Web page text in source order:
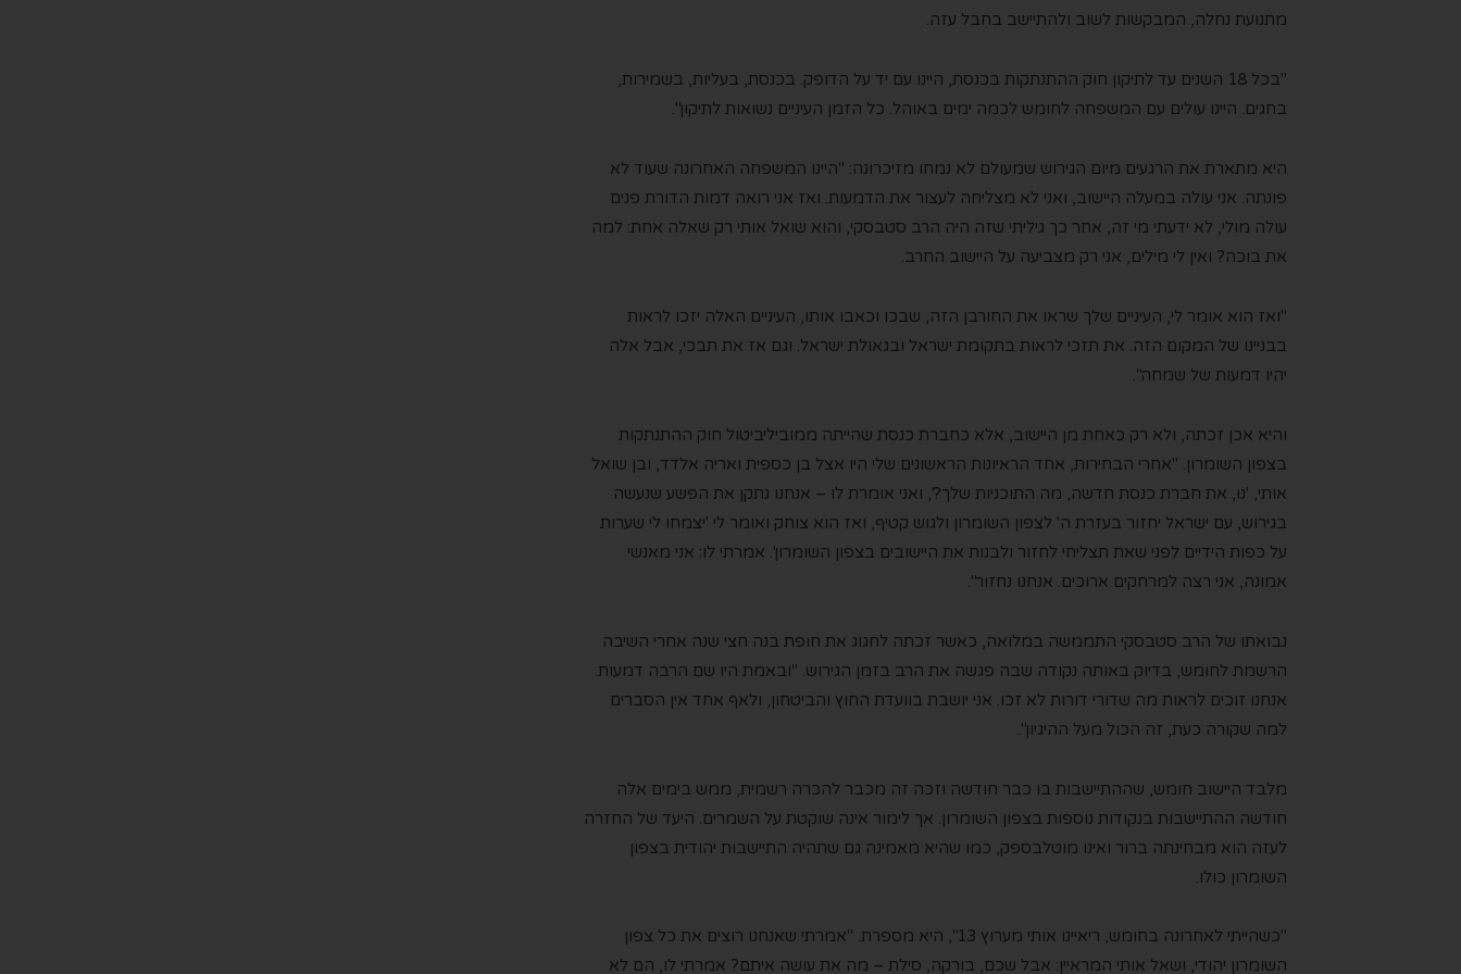
מתנועת נחלה, המבקשות לשוב ולהתיישב בחבל עזה.
"בכל 18 השנים עד לתיקון חוק ההתנתקות בכנסת, היינו עם יד על הדופק. בכנסת, בעליות, בשמירות,
בחגים. היינו עולים עם המשפחה לחומש לכמה ימים באוהל. כל הזמן העיניים נשואות לתיקון"
.
היא מתארת את הרגעים מיום הגירוש שמעולם לא נמחו מזיכרונה:
"היינו המשפחה האחרונה שעוד לא
פונתה. אני עולה במעלה היישוב, ואני לא מצליחה לעצור את הדמעות. ואז אני רואה דמות הדורת פנים
עולה מולי, לא ידעתי מי זה, אחר כך גיליתי שזה היה הרב סטבסקי, והוא שואל אותי רק שאלה אחת: למה
את בוכה? ואין לי מילים, אני רק מצביעה על היישוב החרב.
"ואז הוא אומר לי, העיניים שלך שראו את החורבן הזה, שבכו וכאבו אותו, העיניים האלה יזכו לראות
בבניינו של המקום הזה. את תזכי לראות בתקומת ישראל ובגאולת ישראל. וגם אז את תבכי, אבל אלה
יהיו דמעות של שמחה"
.
והיא אכן זכתה, ולא רק כאחת מן היישוב, אלא כחברת כנסת שהייתה ממוביליביטול חוק ההתנתקות
בצפון השומרון. "אחרי הבחירות, אחד הראיונות הראשונים שלי היו אצל בן כספית ואריה אלדד, ובן שואל
אותי, 'נו, את חברת כנסת חדשה, מה התוכניות שלך?', ואני אומרת לו – אנחנו נתקן את הפשע שנעשה
בגירוש, עם ישראל יחזור בעזרת ה' לצפון השומרון ולגוש קטיף, ואז הוא צוחק ואומר לי 'יצמחו לי שערות
על כפות הידיים לפני שאת תצליחי לחזור ולבנות את היישובים בצפון השומרון'. אמרתי לו: אני מאנשי
אמונה, אני רצה למרחקים ארוכים. אנחנו נחזור".
נבואתו של הרב סטבסקי התממשה במלואה, כאשר זכתה לחגוג את חופת בנה חצי שנה אחרי השיבה
הרשמת לחומש, בדיוק באותה נקודה שבה פגשה את הרב בזמן הגירוש. "ובאמת היו שם הרבה דמעות.
אנחנו זוכים לראות מה שדורי דורות לא זכו. אני יושבת בוועדת החוץ והביטחון, ולאף אחד אין הסברים
למה שקורה כעת, זה הכול מעל ההיגיון".
מלבד היישוב חומש, שההתיישבות בו כבר חודשה וזכה זה מכבר להכרה רשמית, ממש בימים אלה
חודשה ההתיישבות בנקודות נוספות בצפון השומרון אך לימור אינה שוקטת על השמרים. היעד של החזרה
לעזה הוא מבחינתה ברור ואינו מוטלבספק , כמו שהיא מאמינה גם שתהיה התיישבות יהודית בצפון
השומרון כולו
"כשהייתי לאחרונה בחומש, ריאיינו אותי מערוץ 13 ", היא מספרת.
"אמרתי שאנחנו רוצים את כל צפון
השומרון יהודי, ושאל אותי המראיין: אבל שכם, בורקה, סילת – מה את עושה איתם? אמרתי לו, הם לא